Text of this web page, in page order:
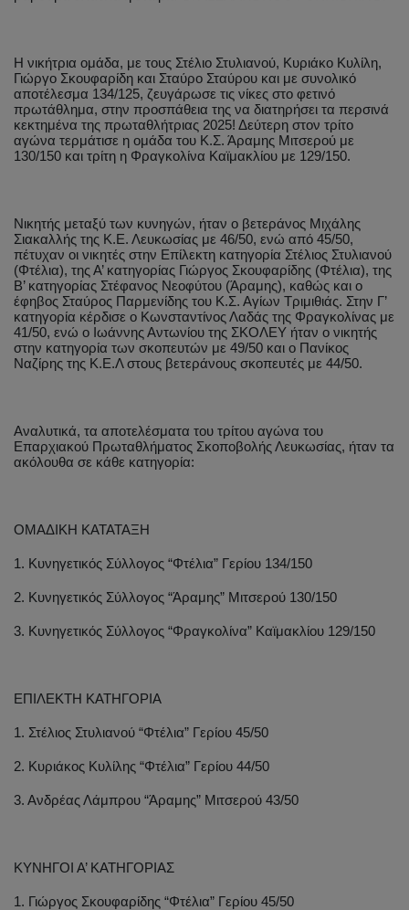
Η νικήτρια ομάδα, με τους Στέλιο Στυλιανού, Κυριάκο Κυλίλη,
Γιώργο Σκουφαρίδη και Σταύρο Σταύρου και με συνολικό
αποτέλεσμα 134/125, ζευγάρωσε τις νίκες στο φετινό
πρωτάθλημα, στην προσπάθεια της να διατηρήσει τα περσινά
κεκτημένα της πρωταθλήτριας 2025! Δεύτερη στον τρίτο
αγώνα τερμάτισε η ομάδα του Κ.Σ. Άραμης Μιτσερού με
130/150 και τρίτη η Φραγκολίνα Καϊμακλίου με 129/150.
Νικητής μεταξύ των κυνηγών, ήταν ο βετεράνος Μιχάλης
Σιακαλλής της Κ.Ε. Λευκωσίας με 46/50, ενώ από 45/50,
πέτυχαν οι νικητές στην Επίλεκτη κατηγορία Στέλιος Στυλιανού
(Φτέλια), της Α’ κατηγορίας Γιώργος Σκουφαρίδης (Φτέλια), της
Β’ κατηγορίας Στέφανος Νεοφύτου (Άραμης), καθώς και ο
έφηβος Σταύρος Παρμενίδης του Κ.Σ. Αγίων Τριμιθιάς. Στην Γ’
κατηγορία κέρδισε ο Κωνσταντίνος Λαδάς της Φραγκολίνας με
41/50, ενώ ο Ιωάννης Αντωνίου της ΣΚΟΛΕΥ ήταν ο νικητής
στην κατηγορία των σκοπευτών με 49/50 και ο Πανίκος
Ναζίρης της Κ.Ε.Λ στους βετεράνους σκοπευτές με 44/50.
Αναλυτικά, τα αποτελέσματα του τρίτου αγώνα του
Επαρχιακού Πρωταθλήματος Σκοποβολής Λευκωσίας, ήταν τα
ακόλουθα σε κάθε κατηγορία:
ΟΜΑΔΙΚΗ ΚΑΤΑΤΑΞΗ
1. Κυνηγετικός Σύλλογος “Φτέλια” Γερίου 134/150
2. Κυνηγετικός Σύλλογος “Άραμης” Μιτσερού 130/150
3. Κυνηγετικός Σύλλογος “Φραγκολίνα” Καϊμακλίου 129/150
ΕΠΙΛΕΚΤΗ ΚΑΤΗΓΟΡΙΑ
1. Στέλιος Στυλιανού “Φτέλια” Γερίου 45/50
2. Κυριάκος Κυλίλης “Φτέλια” Γερίου 44/50
3. Ανδρέας Λάμπρου “Άραμης” Μιτσερού 43/50
ΚΥΝΗΓΟΙ Α’ ΚΑΤΗΓΟΡΙΑΣ
1. Γιώργος Σκουφαρίδης “Φτέλια” Γερίου 45/50